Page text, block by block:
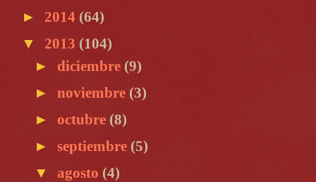
► 2014 (64)
▼ 2013 (104)
► diciembre (9)
► noviembre (3)
► octubre (8)
► septiembre (5)
▼ agosto (4)